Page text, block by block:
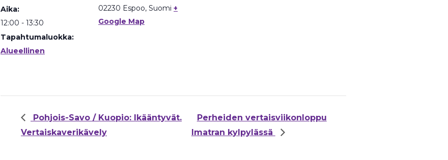
Aika:
12:00 - 13:30
Tapahtumaluokka:
Alueellinen
02230 Espoo, Suomi +
Google Map
Pohjois-Savo / Kuopio: Ikääntyvät.
Vertaiskaverikävely
Perheiden vertaisviikonloppu
Imatran kylpylässä